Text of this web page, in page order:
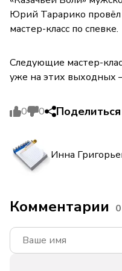
Юрий Тарарико провёл
мастер-класс по спевке.
Следующие мастер-
уже на этих выходных
0 0 Поделиться
Инна
Комментарии 0